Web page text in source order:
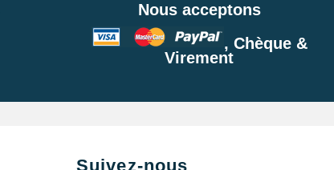
Nous acceptons
, Chèque &
Virement
Suivez-nous